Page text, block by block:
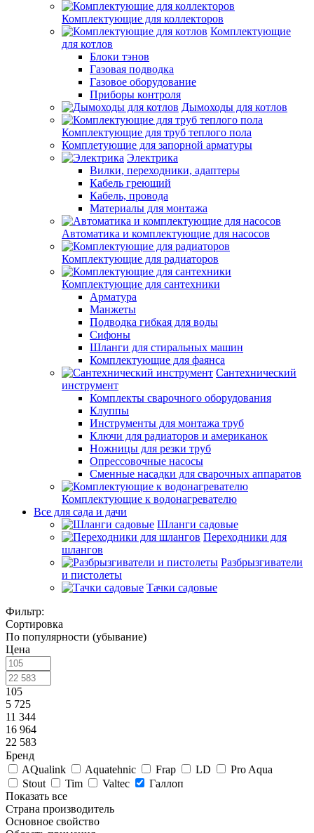
Комплектующие для коллекторов
Комплектующие
для котлов
Блоки тэнов
Газовая подводка
Газовое оборудование
Приборы контроля
Дымоходы для котлов
Комплектующие для труб теплого пола
Комплетующие для запорной арматуры
Электрика
Вилки, переходники, адаптеры
Кабель греющий
Кабель, провода
Материалы для монтажа
Автоматика и комплектующие для насосов
Комплектующие для радиаторов
Комплектующие для сантехники
Арматура
Манжеты
Подводка гибкая для воды
Сифоны
Шланги для стиральных машин
Комплектующие для фаянса
Сантехнический
инструмент
Комплекты сварочного оборудования
Клуппы
Инструменты для монтажа труб
Ключи для радиаторов и американок
Ножницы для резки труб
Опрессовочные насосы
Сменные насадки для сварочных аппаратов
Комплектующие к водонагревателю
Все для сада и дачи
Шланги садовые
Переходники для
шлангов
Разбрызгиватели
и пистолеты
Тачки садовые
Фильтр:
Сортировка
По популярности (убывание)
Цена
105
5 725
11 344
16 964
22 583
Бренд
AQualink
Aquatehnic Frap LD
Pro Aqua
Stout
Tim Valtec
Галлоп
Показать все
Страна производитель
Основное свойство